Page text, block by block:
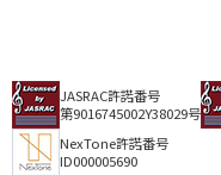
JASRAC許諾番号
第9016745002Y38029号
NexTone許諾番号
ID000005690